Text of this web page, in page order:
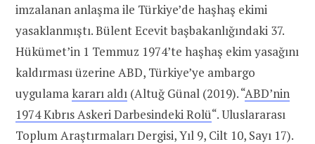
imzalanan anlaşma ile Türkiye’de haşhaş ekimi
yasaklanmıştı. Bülent Ecevit başbakanlığındaki 37.
Hükümet’in 1 Temmuz 1974’te haşhaş ekim yasağını
kaldırması üzerine ABD, Türkiye’ye ambargo
uygulamakararı aldı (Altuğ Günal (2019). “ABD’nin
1974 Kıbrıs Askeri Darbesindeki Rolü“. Uluslararası
Toplum Araştırmaları Dergisi, Yıl 9, Cilt 10, Sayı 17).